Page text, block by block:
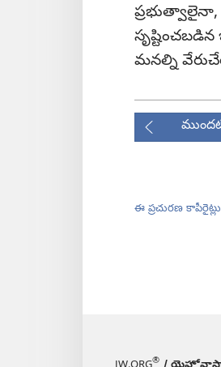
మనల్ని
ఈ ప్రచురణ కాపీరైట్లు
®